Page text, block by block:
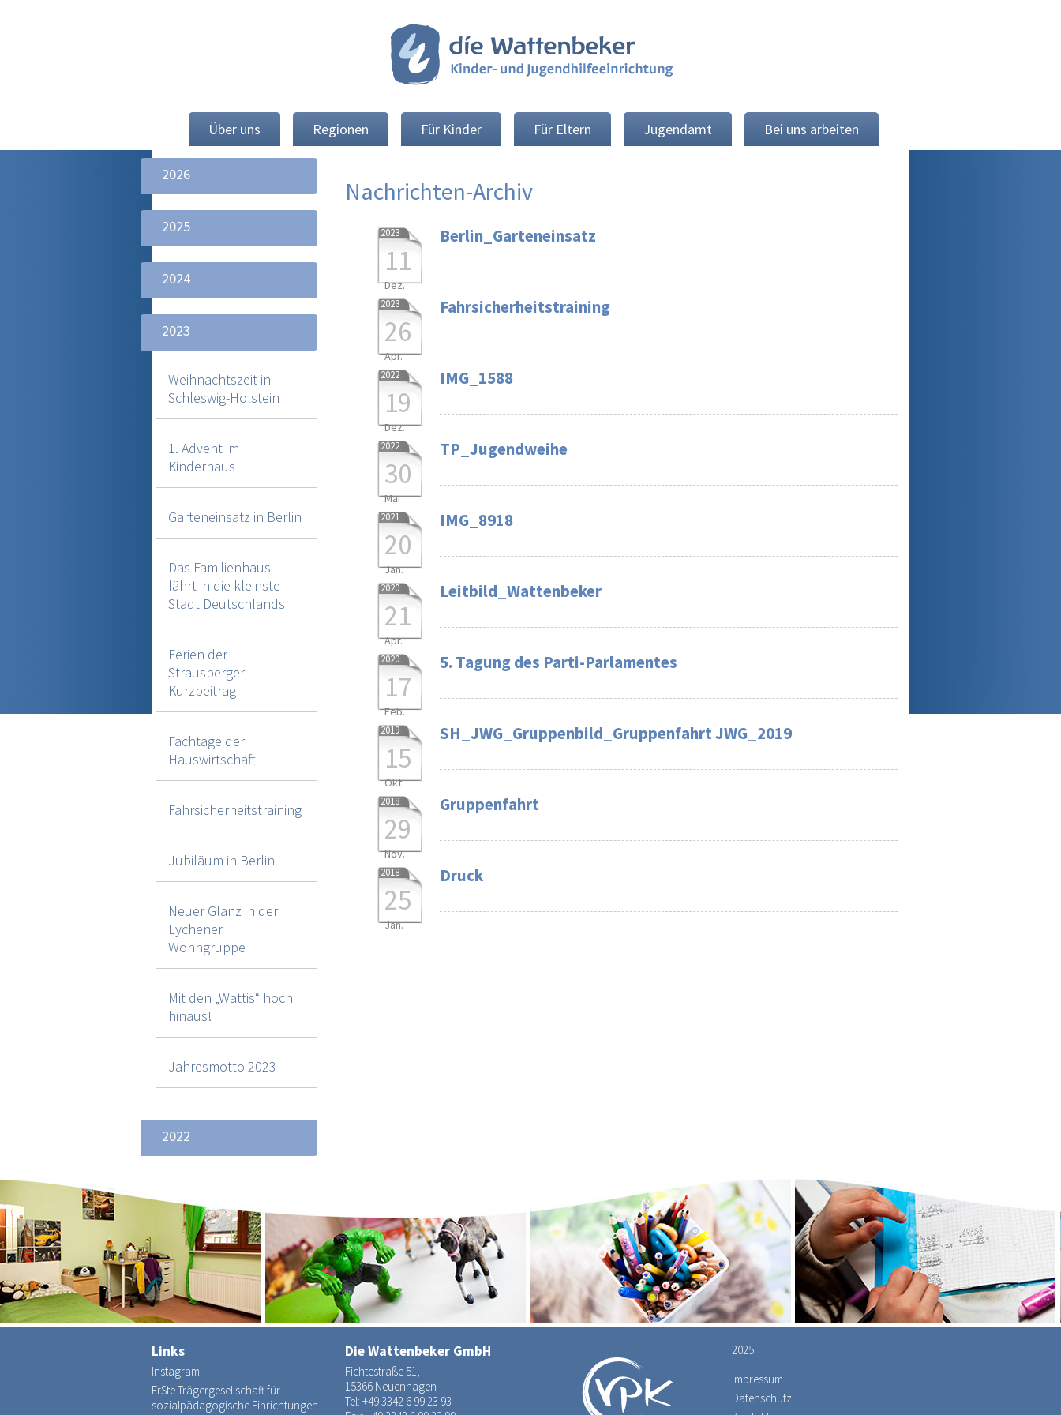
Über uns Regionen Für Kinder Für Eltern Jugendamt Bei uns arbeiten
2026
2025
2024
2023
Weihnachtszeit in
Schleswig-Holstein
1. Advent im
Kinderhaus
Garteneinsatz in Berlin
Das Familienhaus
fährt in die kleinste
Stadt Deutschlands
Ferien der
Strausberger -
Kurzbeitrag
Fachtage der
Hauswirtschaft
Fahrsicherheitstraining
Jubiläum in Berlin
Neuer Glanz in der
Lychener
Wohngruppe
Mit den „Wattis“ hoch
hinaus!
Jahresmotto 2023
2022
Nachrichten-Archiv
2023
11
Dez.
Berlin_Garteneinsatz
2023
26
Apr.
Fahrsicherheitstraining
2022
19
Dez.
IMG_1588
2022
30
Mai
TP_Jugendweihe
2021
20
Jan.
IMG_8918
2020
21
Apr.
Leitbild_Wattenbeker
2020
17
Feb.
5. Tagung des Parti-Parlamentes
2019
15
Okt.
SH_JWG_Gruppenbild_Gruppenfahrt JWG_2019
2018
29
Nov.
Gruppenfahrt
2018
25
Jan.
Druck
Links
Instagram
ErSte Trägergesellschaft für
sozialpädagogische Einrichtungen
Die Wattenbeker GmbH
Fichtestraße 51,
15366 Neuenhagen
Tel: +49 3342 6 99 23 93
2025
Impressum
Datenschutz